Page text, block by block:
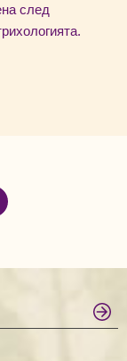
след